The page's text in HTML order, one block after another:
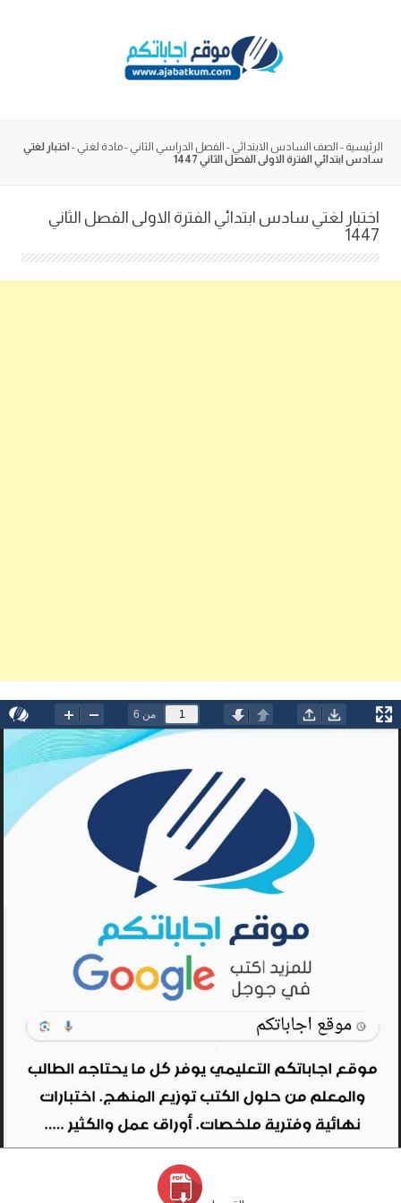
الرئيسية - الصف السادس الابتدائي - الفصل الدراسي الثاني -مادة لغتي - اختبار لغتي
سادس ابتدائي الفترة الاولى الفصل الثاني 1447
اختبار لغتي سادس ابتدائي الفترة الاولى الفصل الثاني
1447